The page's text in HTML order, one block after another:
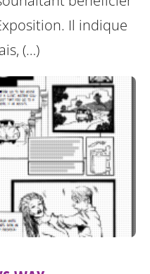
Il indique
(…)